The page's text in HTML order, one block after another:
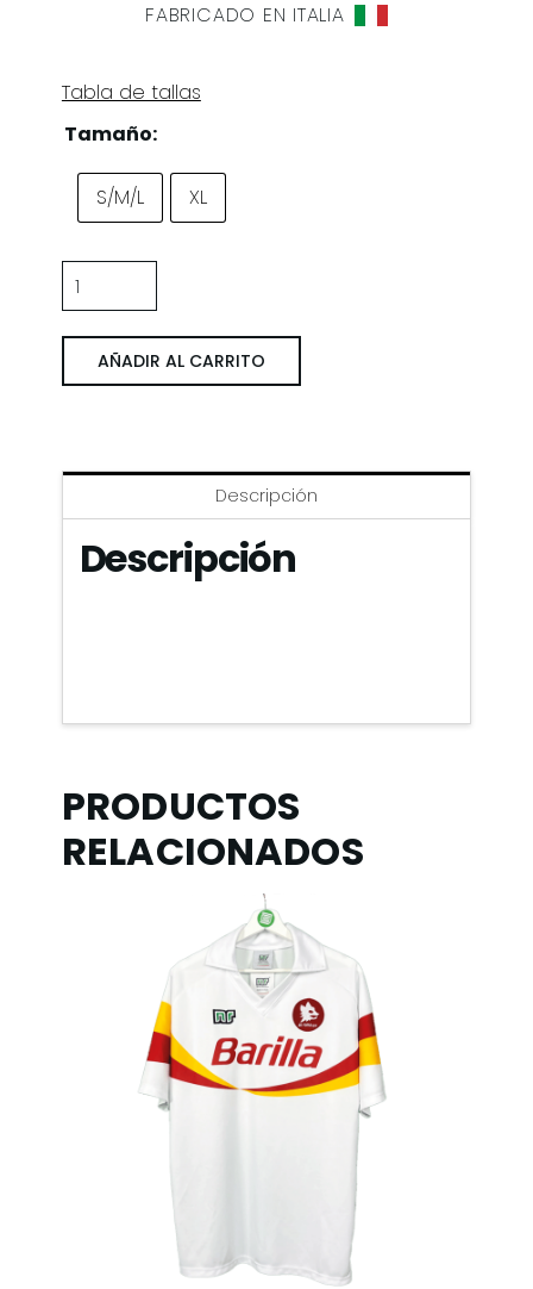
FABRICADO EN ITALIA
Tabla de tallas
Tamaño:
S/M/L XL
Napoli
'87/'88
Uit
AÑADIR AL CARRITO
Descripción
Descripción
PRODUCTOS
RELACIONADOS